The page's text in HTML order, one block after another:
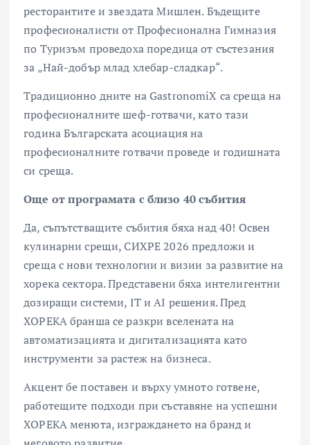
ресторантите и звездата Мишлен. Бъдещите
професионалисти от Професионална Гимназия
по Туризъм проведоха поредица от състезания
за „Най-добър млад хлебар-сладкар“.
Традиционно дните на GastronomiX са среща на
професионалните шеф-готвачи, като тази
година Българската асоциация на
професионалните готвачи проведе и годишната
си среща.
Още от програмата с близо 40 събития
Да, съпътстващите събития бяха над 40! Освен
кулинарни срещи, СИХРЕ 2026 предложи и
среща с нови технологии и визии за развитие на
хорека сектора. Представени бяха интелигентни
дозиращи системи, IT и AI решения. Пред
ХОРЕКА бранша се разкри вселената на
автоматизацията и дигитализацията като
инструменти за растеж на бизнеса.
Акцент бе поставен и върху умното готвене,
работещите подходи при съставяне на успешни
ХОРЕКА менюта, изграждането на бранд и